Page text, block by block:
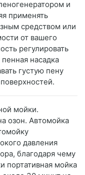
и
применять
средством или
от вашего
регулировать
насадка
густую пену
мойки.
озон. Автомойка
давления
благодаря чему
портативная мойка